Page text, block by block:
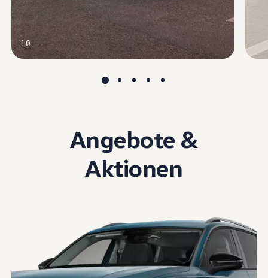
10
Angebote &
Aktionen